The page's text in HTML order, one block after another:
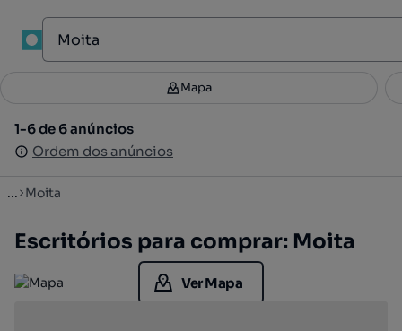
Filtros 3
1-6 de 6 anúncios
Ordem dos anúncios
Mapa
1-6 de 6 anúncios
Ordem dos anúncios
... Moita
Escritórios para comprar: Moita
Ver Mapa